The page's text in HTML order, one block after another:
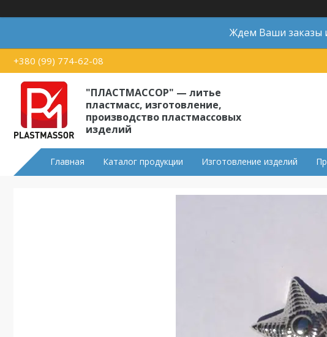
Ждем Ваши заказы
+380 (99) 774-62-08
"ПЛАСТМАССОР" — литье
пластмасс, изготовление,
производство пластмассовых
изделий
Главная Каталог продукции Изготовление изделий